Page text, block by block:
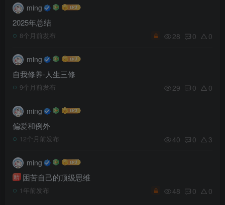
ming
2025年总结
8个月前发布 28 0 0
ming
自我修养-人生三修
9个月前发布 29 0 0
ming
偏爱和例外
12个月前发布 40 0 3
ming
精 困苦自己的顶级思维
1年前发布 48 0 0